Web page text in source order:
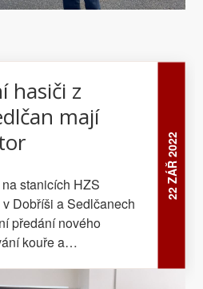
22 ZÁŘ 2022
hasiči z
mají
stanicích HZS
Dobříši a Sedlčanech
předání nového
kouře a
jednotek HZS